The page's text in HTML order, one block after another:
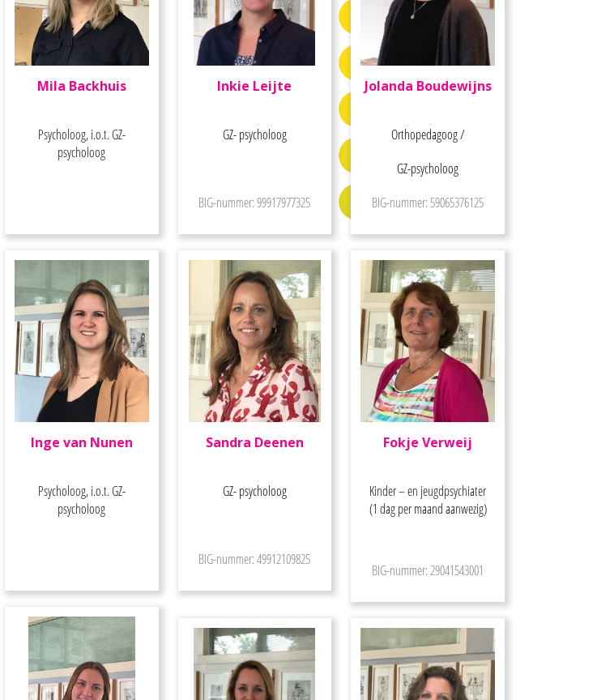
Mila Backhuis
Psycholoog, i.o.t. GZ-
psycholoog
Inge van Nunen
Psycholoog, i.o.t. GZ-
psycholoog
Inkie Leijte
GZ- psycholoog
BIG-nummer: 99917977325
Jolanda Boudewijns
Orthopedagoog /
GZ-psycholoog
BIG-nummer: 59065376125
Sandra Deenen
GZ- psycholoog
BIG-nummer: 49912109825
Fokje Verweij
Kinder – en jeugdpsychiater
(1 dag per maand aanwezig)
BIG-nummer: 29041543001